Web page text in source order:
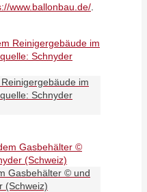
www.ballonbau.de/
im
Schnyder
Gasbehälter © und
(Schweiz)